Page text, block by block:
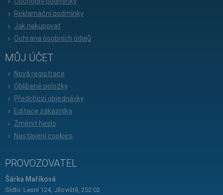
Reklamační podmínky
Jak nakupovat
Ochrana osobních údajů
MŮJ ÚČET
Nová registrace
Oblíbené položky
Předchozí objednávky
Editace zákazníka
Změnit heslo
Nastavení cookies
PROVOZOVATEL
Šárka Maříková
Sídlo: Lesní 124, Jíloviště, 252 02